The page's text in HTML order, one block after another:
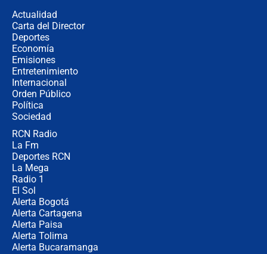
Actualidad
Carta del Director
Deportes
Economía
Emisiones
Entretenimiento
Internacional
Orden Público
Política
Sociedad
RCN Radio
La Fm
Deportes RCN
La Mega
Radio 1
El Sol
Alerta Bogotá
Alerta Cartagena
Alerta Paisa
Alerta Tolima
Alerta Bucaramanga